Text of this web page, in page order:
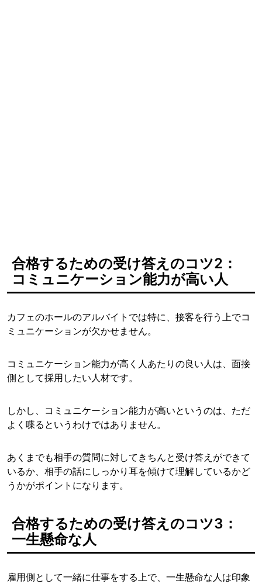
合格するための受け答えのコツ2：
コミュニケーション能力が高い人
カフェのホールのアルバイトでは特に、接客を行う上でコ
ミュニケーションが欠かせません。
コミュニケーション能力が高く人あたりの良い人は、面接
側として採用したい人材です。
しかし、コミュニケーション能力が高いというのは、ただ
よく喋るというわけではありません。
あくまでも相手の質問に対してきちんと受け答えができて
いるか、相手の話にしっかり耳を傾けて理解しているかど
うかがポイントになります。
合格するための受け答えのコツ3：
一生懸命な人
雇用側として一緒に仕事をする上で、一生懸命な人は印象